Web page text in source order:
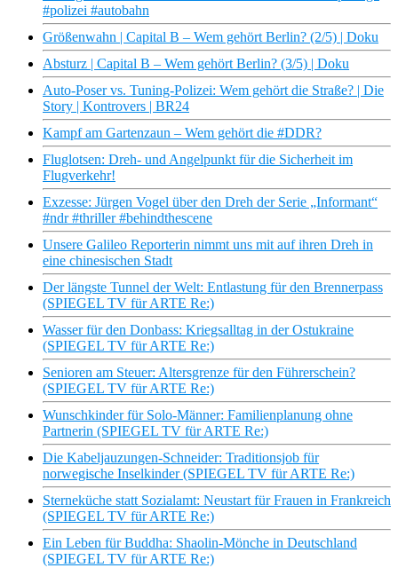
#polizei #autobahn
Größenwahn | Capital B – Wem gehört Berlin? (2/5) | Doku
Absturz | Capital B – Wem gehört Berlin? (3/5) | Doku
Auto-Poser vs. Tuning-Polizei: Wem gehört die Straße? | Die
Story | Kontrovers | BR24
Kampf am Gartenzaun – Wem gehört die #DDR?
Fluglotsen: Dreh- und Angelpunkt für die Sicherheit im
Flugverkehr!
Exzesse: Jürgen Vogel über den Dreh der Serie „Informant“
#ndr #thriller #behindthescene
Unsere Galileo Reporterin nimmt uns mit auf ihren Dreh in
eine chinesischen Stadt
Der längste Tunnel der Welt: Entlastung für den Brennerpass
(SPIEGEL TV für ARTE Re:)
Wasser für den Donbass: Kriegsalltag in der Ostukraine
(SPIEGEL TV für ARTE Re:)
Senioren am Steuer: Altersgrenze für den Führerschein?
(SPIEGEL TV für ARTE Re:)
Wunschkinder für Solo-Männer: Familienplanung ohne
Partnerin (SPIEGEL TV für ARTE Re:)
Die Kabeljauzungen-Schneider: Traditionsjob für
norwegische Inselkinder (SPIEGEL TV für ARTE Re:)
Sterneküche statt Sozialamt: Neustart für Frauen in Frankreich
(SPIEGEL TV für ARTE Re:)
Ein Leben für Buddha: Shaolin-Mönche in Deutschland
(SPIEGEL TV für ARTE Re:)